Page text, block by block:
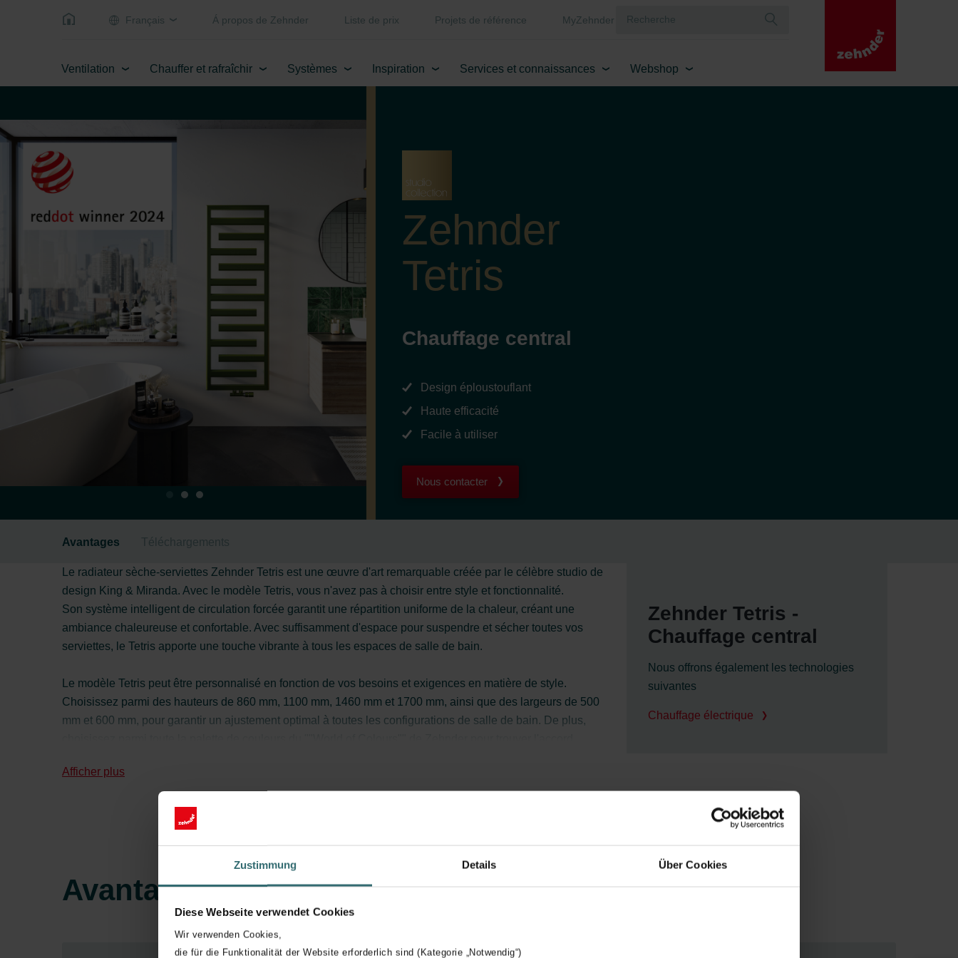
Zustimmung Details Über Cookies
Diese Webseite verwendet Cookies
Wir verwenden Cookies,
die für die Funktionalität der Website erforderlich sind (Kategorie „Notwendig“)
Français Á propos de Zehnder Liste de prix Projets de référence MyZehnder
Ventilation Chauffer et rafraîchir Systèmes Inspiration Services et connaissances Webshop
Zehnder
Tetris
Chauffage central
Design éploustouflant
Haute efficacité
Facile à utiliser
Nous contacter
Avantages Téléchargements
Le radiateur sèche-serviettes Zehnder Tetris est une œuvre d'art remarquable créée par le célèbre studio de
design King & Miranda. Avec le modèle Tetris, vous n'avez pas à choisir entre style et fonctionnalité.
Son système intelligent de circulation forcée garantit une répartition uniforme de la chaleur, créant une
ambiance chaleureuse et confortable. Avec suffisamment d'espace pour suspendre et sécher toutes vos
serviettes, le Tetris apporte une touche vibrante à tous les espaces de salle de bain.
Le modèle Tetris peut être personnalisé en fonction de vos besoins et exigences en matière de style.
Choisissez parmi des hauteurs de 860 mm, 1100 mm, 1460 mm et 1700 mm, ainsi que des largeurs de 500
mm et 600 mm, pour garantir un ajustement optimal à toutes les configurations de salle de bain. De plus,
Afficher plus
Zehnder Tetris -
Chauffage central
Nous offrons également les technologies
suivantes
Chauffage électrique
Avantages